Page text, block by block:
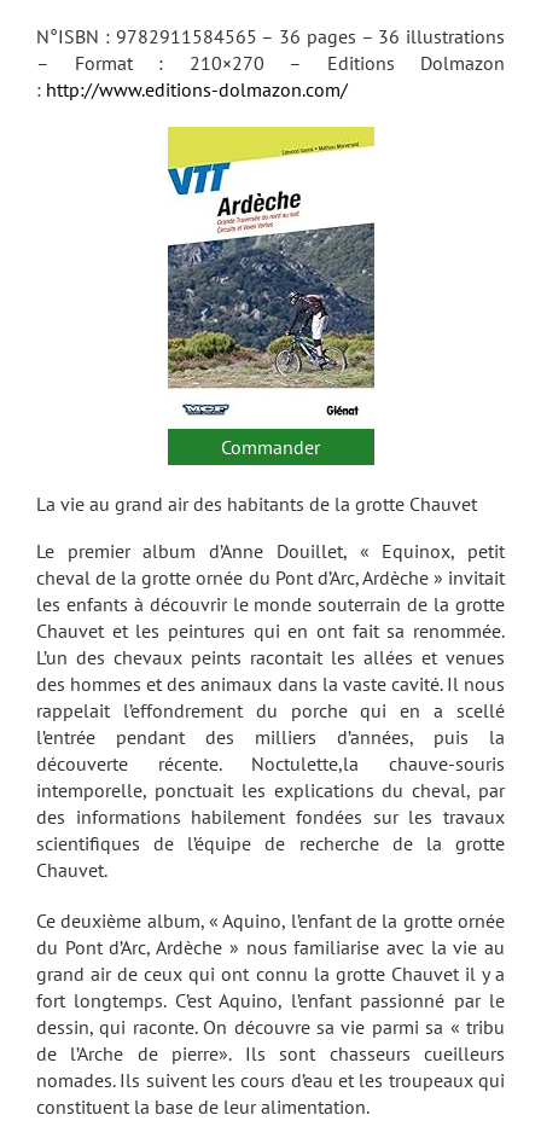
N°ISBN : 9782911584565 – 36 pages – 36 illustrations
– Format : 210×270 – Editions Dolmazon
: http://www.editions-dolmazon.com/
Commander
La vie au grand air des habitants de la grotte Chauvet
Le premier album d’Anne Douillet, « Equinox, petit
cheval de la grotte ornée du Pont d’Arc, Ardèche » invitait
les enfants à découvrir le monde souterrain de la grotte
Chauvet et les peintures qui en ont fait sa renommée.
L’un des chevaux peints racontait les allées et venues
des hommes et des animaux dans la vaste cavité. Il nous
rappelait l’effondrement du porche qui en a scellé
l’entrée pendant des milliers d’années, puis la
découverte récente. Noctulette,la chauve-souris
intemporelle, ponctuait les explications du cheval, par
des informations habilement fondées sur les travaux
scientifiques de l’équipe de recherche de la grotte
Chauvet.
Ce deuxième album, « Aquino, l’enfant de la grotte ornée
du Pont d’Arc, Ardèche » nous familiarise avec la vie au
grand air de ceux qui ont connu la grotte Chauvet il y a
fort longtemps. C’est Aquino, l’enfant passionné par le
dessin, qui raconte. On découvre sa vie parmi sa « tribu
de l’Arche de pierre». Ils sont chasseurs cueilleurs
nomades. Ils suivent les cours d’eau et les troupeaux qui
constituent la base de leur alimentation.